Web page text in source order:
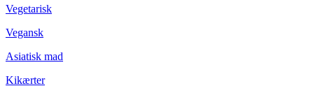
Vegetarisk
Vegansk
Asiatisk mad
Kikærter